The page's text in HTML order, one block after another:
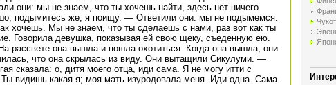
они: мы не знаем, что ты хочешь найти, здесь нет ничего
подымитесь же, я поищу. — Ответили они: мы не подымемся.
хочешь. Мы не знаем, что ты сделаешь с нами, раз вот как ты
Говорила девушка, показывая ей свою щеку, съеденную ею.
рассвете она вышла и пошла охотиться. Когда она вышла, они
что она скрылась из виду. Они вытащили Сикулуми. —
сказала: о, дитя моего отца, иди сама. Я не могу итти с
Ты видишь какая я; моя мать изуродовала меня. Иди одна. Сама